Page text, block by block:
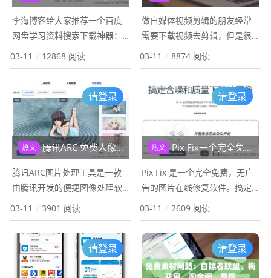
李海博客给大家推荐一个百度
网盘学习资料搜索下载神器：
学霸盘。学霸盘是百度网盘资
频、课程、考研、PPT模板、电
子书,会计、计算机、漫画、小
说、影视等热门...
03-11 / 12868 阅读
做自媒体视频剪辑的朋友经常
需要下载视频去剪辑，但是很
多时候下载的视频都带水印。
视频去水印软件kukutool。
03-11 / 8874 阅读
热文 腾讯ARC 免费人像修复、人像抠图、和动漫增强软件
请登录
腾讯ARC图片处理工具是一款
由腾讯开发的便捷图像处理软
件，它结合了多种先进的图像
够快速、高效、优质地完成各
种图片处理任务。该工具拥有
简单易用的操作界面...
03-11 / 3901 阅读
热文 Pix Fix一个完全免费，无广告的图片在线修复软件
请登录
Pix Fix 是一个完全免费，无广
告的图片在线修复软件。搞定
杂乱的像素，清理被噪声和过
均在浏览器的 JavaScript 中进
行，绝对安全！完全免费...
03-11 / 2609 阅读
请登录 请登录